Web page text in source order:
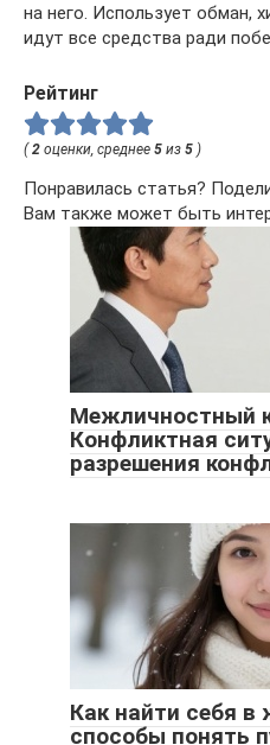
на него. Использует обман,
идут все средства ради
Рейтинг
(2 оценки, среднее 5 из 5 )
Понравилась статья?
Вам также может быть
Межличностный
Конфликтная
разрешения
Как найти себя в
способы понять